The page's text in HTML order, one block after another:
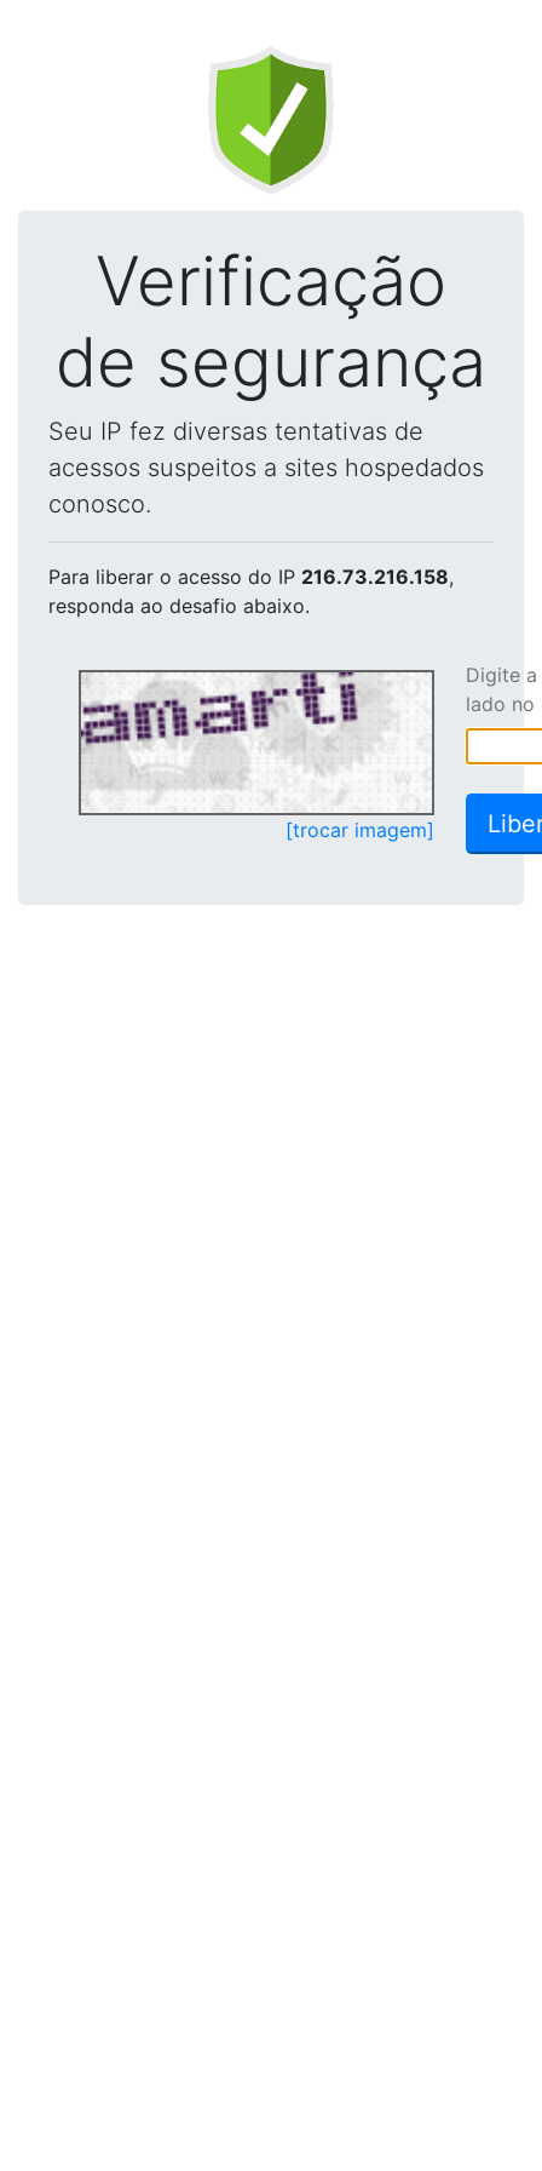
Verificação
de segurança
Seu IP fez diversas tentativas de
acessos suspeitos a sites hospedados
conosco.
Para liberar o acesso do IP 216.73.216.158,
responda ao desafio abaixo.
[trocar imagem]
Digite
lado no